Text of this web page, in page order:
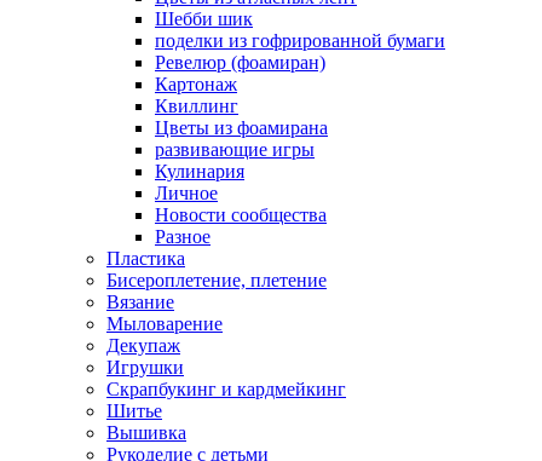
Шебби шик
поделки из гофрированной бумаги
Ревелюр (фоамиран)
Картонаж
Квиллинг
Цветы из фоамирана
развивающие игры
Кулинария
Личное
Новости сообщества
Разное
Пластика
Бисероплетение, плетение
Вязание
Мыловарение
Декупаж
Игрушки
Скрапбукинг и кардмейкинг
Шитье
Вышивка
Рукоделие с детьми